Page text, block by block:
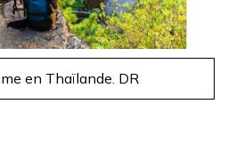
en Thaïlande. DR